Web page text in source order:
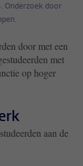
Onderzoek door
door met een
met
op hoger
aan de